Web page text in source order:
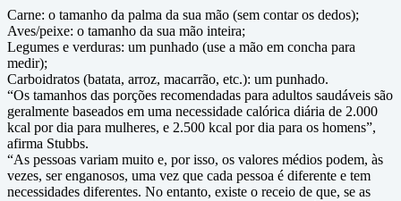
Carne: o tamanho da palma da sua mão (sem contar os dedos);
Aves/peixe: o tamanho da sua mão inteira;
Legumes e verduras: um punhado (use a mão em concha para
medir);
Carboidratos (batata, arroz, macarrão, etc.): um punhado.
“Os tamanhos das porções recomendadas para adultos saudáveis ​​​​são
geralmente baseados em uma necessidade calórica diária de 2.000
kcal por dia para mulheres, e 2.500 kcal por dia para os homens”,
afirma Stubbs.
“As pessoas variam muito e, por isso, os valores médios podem, às
vezes, ser enganosos, uma vez que cada pessoa é diferente e tem
necessidades diferentes. No entanto, existe o receio de que, se as